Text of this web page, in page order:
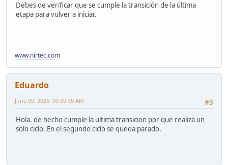
Debes de verificar que se cumple la transición de la última
etapa para volver a iniciar.
www.nirtec.com
Eduardo
#3
June 09, 2025, 09:39:35 AM
Hola. de hecho cumple la ultima transicion por que realiza un
solo ciclo. En el segundo ciclo se queda parado.